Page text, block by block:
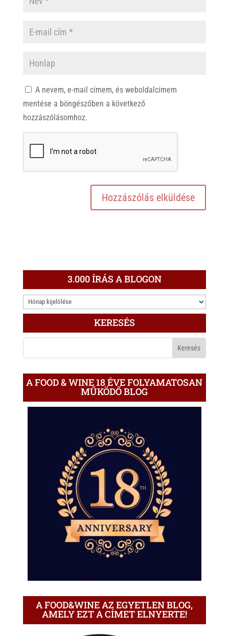
A nevem, e-mail címem, és weboldalcímem
mentése a böngészőben a következő
hozzászólásomhoz.
3.000 ÍRÁS A BLOGON
3.000
ÍRÁS
BLOGON
KERESÉS
A FOOD & WINE 18 ÉVE FOLYAMATOSAN
MŰKÖDŐ BLOG
A FOOD&WINE AZ EGYETLEN BLOG,
AMELY EZT A CÍMET ELNYERTE!